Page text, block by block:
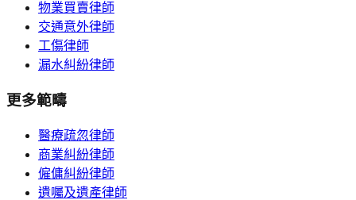
物業買賣律師
交通意外律師
工傷律師
漏水糾紛律師
更多範疇
醫療疏忽律師
商業糾紛律師
僱傭糾紛律師
遺囑及遺產律師